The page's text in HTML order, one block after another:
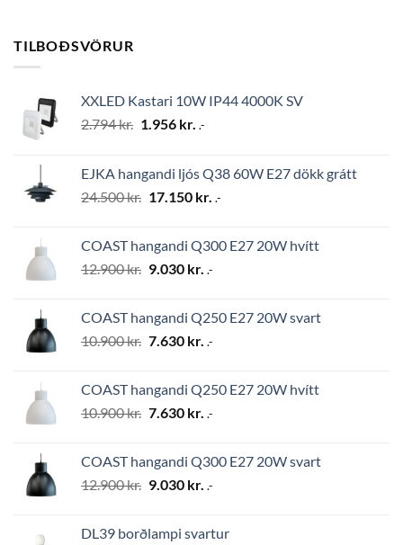
TILBOÐSVÖRUR
XXLED Kastari 10W IP44 4000K SV
2.794kr. Original
2.794 kr..
1.956 kr. Current
1.956 kr..
.-
EJKA hangandi ljós Q38 60W E27 dökk grátt
24.500kr. Original
24.500 kr..
17.150 kr. Current
17.150 kr..
.-
COAST hangandi Q300 E27 20W hvítt
12.900kr. Original
12.900 kr..
9.030 kr. Current
9.030 kr..
.-
COAST hangandi Q250 E27 20W svart
10.900kr. Original
10.900 kr..
7.630 kr. Current
7.630 kr..
.-
COAST hangandi Q250 E27 20W hvítt
10.900kr. Original
10.900 kr..
7.630 kr. Current
7.630 kr..
.-
COAST hangandi Q300 E27 20W svart
12.900kr. Original
12.900 kr..
9.030 kr. Current
9.030 kr..
.-
DL39 borðlampi svartur